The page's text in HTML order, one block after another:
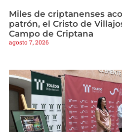
Miles de criptanenses
patrón, el Cristo de
Campo de Criptana
agosto 7, 2026